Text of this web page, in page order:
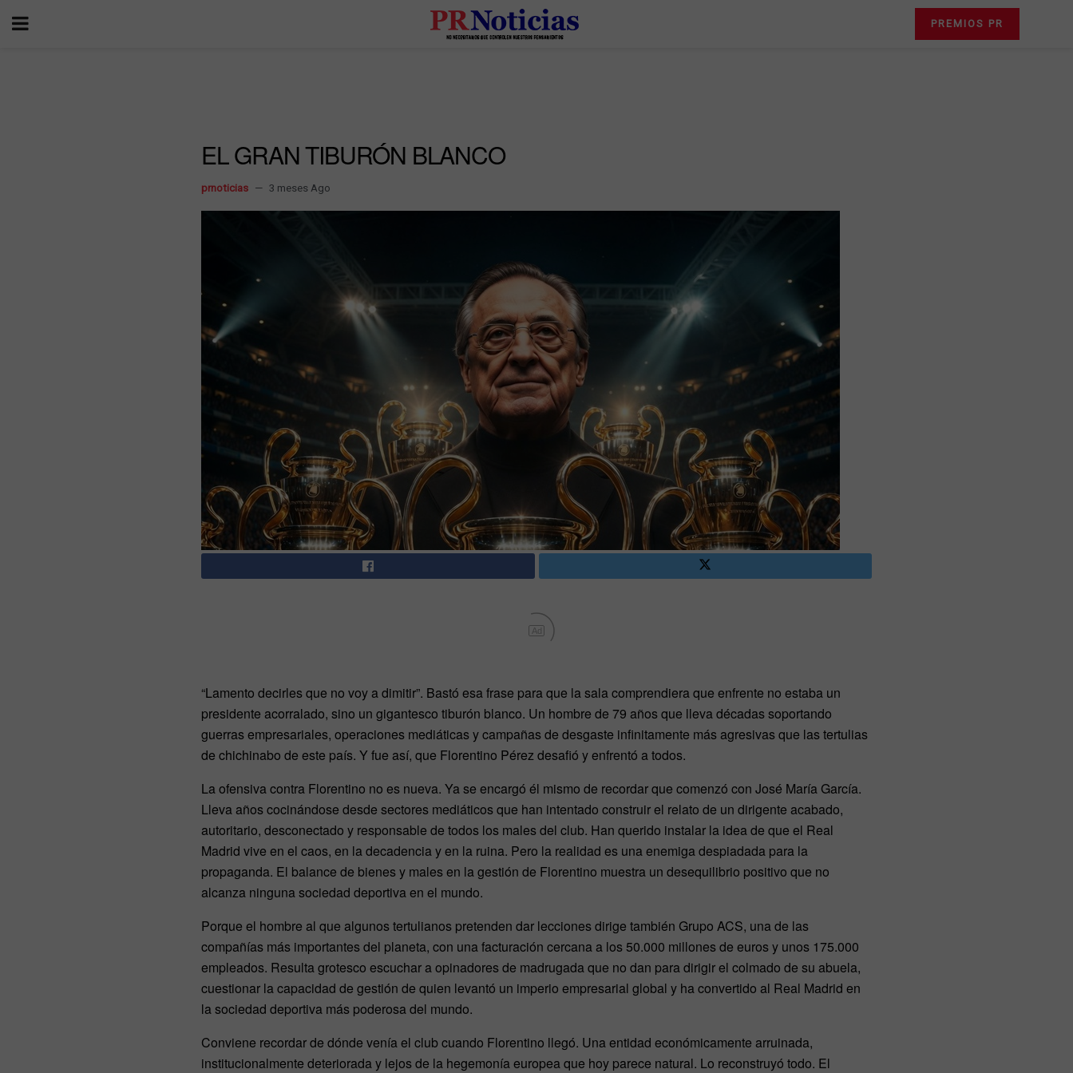
PREMIOS PR
EL GRAN TIBURÓN BLANCO
prnoticias 3 meses Ago
Ad
“Lamento decirles que no voy a dimitir”. Bastó esa frase para que la sala comprendiera que enfrente no estaba un
presidente acorralado, sino un gigantesco tiburón blanco. Un hombre de 79 años que lleva décadas soportando
guerras empresariales, operaciones mediáticas y campañas de desgaste infinitamente más agresivas que las tertulias
de chichinabo de este país. Y fue así, que Florentino Pérez desafió y enfrentó a todos.
La ofensiva contra Florentino no es nueva. Ya se encargó él mismo de recordar que comenzó con José María García.
Lleva años cocinándose desde sectores mediáticos que han intentado construir el relato de un dirigente acabado,
autoritario, desconectado y responsable de todos los males del club. Han querido instalar la idea de que el Real
Madrid vive en el caos, en la decadencia y en la ruina. Pero la realidad es una enemiga despiadada para la
propaganda. El balance de bienes y males en la gestión de Florentino muestra un desequilibrio positivo que no
alcanza ninguna sociedad deportiva en el mundo.
Porque el hombre al que algunos tertulianos pretenden dar lecciones dirige también Grupo ACS, una de las
compañías más importantes del planeta, con una facturación cercana a los 50.000 millones de euros y unos 175.000
empleados. Resulta grotesco escuchar a opinadores de madrugada que no dan para dirigir el colmado de su abuela,
cuestionar la capacidad de gestión de quien levantó un imperio empresarial global y ha convertido al Real Madrid en
la sociedad deportiva más poderosa del mundo.
Conviene recordar de dónde venía el club cuando Florentino llegó. Una entidad económicamente arruinada,
institucionalmente deteriorada y lejos de la hegemonía europea que hoy parece natural. Lo reconstruyó todo. El